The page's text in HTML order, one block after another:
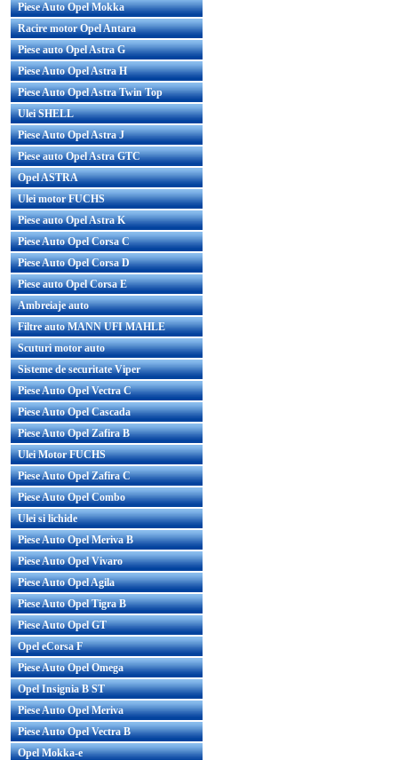
Piese Auto Opel Mokka
Racire motor Opel Antara
Piese auto Opel Astra G
Piese Auto Opel Astra H
Piese Auto Opel Astra Twin Top
Ulei SHELL
Piese Auto Opel Astra J
Piese auto Opel Astra GTC
Opel ASTRA
Ulei motor FUCHS
Piese auto Opel Astra K
Piese Auto Opel Corsa C
Piese Auto Opel Corsa D
Piese auto Opel Corsa E
Ambreiaje auto
Filtre auto MANN UFI MAHLE
Scuturi motor auto
Sisteme de securitate Viper
Piese Auto Opel Vectra C
Piese Auto Opel Cascada
Piese Auto Opel Zafira B
Ulei Motor FUCHS
Piese Auto Opel Zafira C
Piese Auto Opel Combo
Ulei si lichide
Piese Auto Opel Meriva B
Piese Auto Opel Vivaro
Piese Auto Opel Agila
Piese Auto Opel Tigra B
Piese Auto Opel GT
Opel eCorsa F
Piese Auto Opel Omega
Opel Insignia B ST
Piese Auto Opel Meriva
Piese Auto Opel Vectra B
Opel Mokka-e